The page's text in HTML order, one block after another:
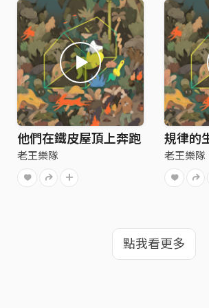
他們在鐵皮屋頂上奔跑
老王樂隊
規律的
老王樂隊
點我看更多